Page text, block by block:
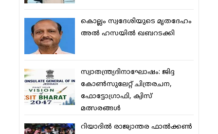
കൊല്ലം സ്വദേശിയുടെ മൃതദേഹം
അല്‍ ഹസയില്‍ ഖബറടക്കി
സ്വാതന്ത്ര്യദിനാഘോഷം: ജിദ്ദ
കോണ്‍സുലേറ്റ് ചിത്രരചന,
ഫോട്ടോഗ്രാഫി, ക്വിസ്
മത്സരങ്ങള്‍
റിയാദില്‍ രാജ്യാന്തര ഫാല്‍ക്കണ്‍